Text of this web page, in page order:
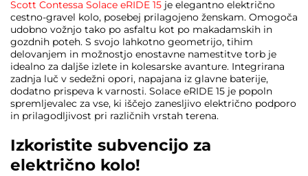
Scott Contessa Solace eRIDE 15 je elegantno električno
cestno-gravel kolo, posebej prilagojeno ženskam. Omogoča
udobno vožnjo tako po asfaltu kot po makadamskih in
gozdnih poteh. S svojo lahkotno geometrijo, tihim
delovanjem in možnostjo enostavne namestitve torb je
idealno za daljše izlete in kolesarske avanture. Integrirana
zadnja luč v sedežni opori, napajana iz glavne baterije,
dodatno prispeva k varnosti. Solace eRIDE 15 je popoln
spremljevalec za vse, ki iščejo zanesljivo električno podporo
in prilagodljivost pri različnih vrstah terena.
Izkoristite subvencijo za
električno kolo!